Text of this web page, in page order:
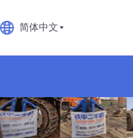
简体中文